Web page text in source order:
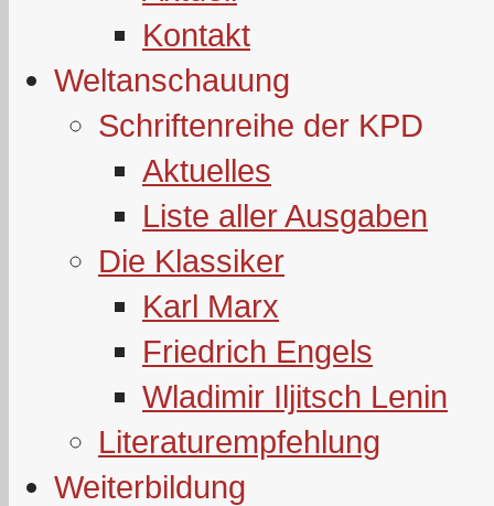
Kontakt
Weltanschauung
Schriftenreihe der KPD
Aktuelles
Liste aller Ausgaben
Die Klassiker
Karl Marx
Friedrich Engels
Wladimir Iljitsch Lenin
Literaturempfehlung
Weiterbildung